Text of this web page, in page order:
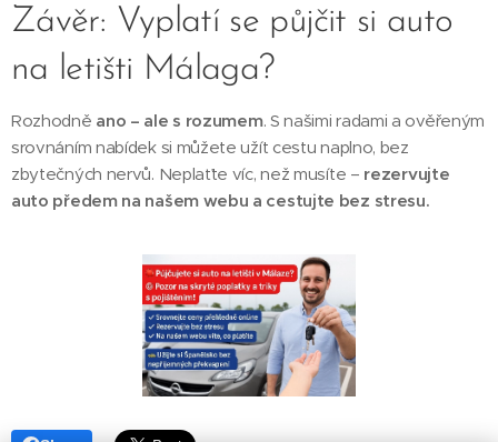
Závěr: Vyplatí se půjčit si auto
na letišti Málaga?
Rozhodně ano – ale s rozumem. S našimi radami a ověřeným
srovnáním nabídek si můžete užít cestu naplno, bez
zbytečných nervů. Neplaťte víc, než musíte – rezervujte
auto předem na našem webu a cestujte bez stresu.